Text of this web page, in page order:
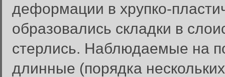
деформации в хрупко-
образовались складки в
стерлись. Наблюдаемые на
длинные (порядка